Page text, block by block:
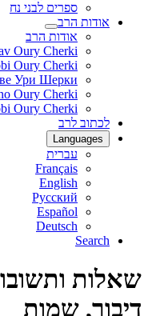
ספרים לבני נח
אודות הרב
אודות הרב
Oury Cherki
Oury Cherki
Ури Шерки
Oury Cherki
Oury Cherki
לכתוב לרב
Languages
עברית
Français
English
Русский
Español
Deutsch
Search
שאלות
דיבור, שמות